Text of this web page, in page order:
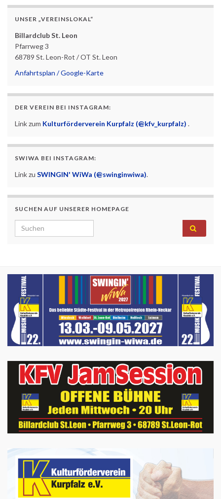
UNSER „VEREINSLOKAL“
Billardclub St. Leon
Pfarrweg 3
68789 St. Leon-Rot / OT St. Leon
Anfahrtsplan / Google-Karte
DER VEREIN BEI INSTAGRAM:
Link zum Kulturförderverein Kurpfalz (@kfv_kurpfalz) .
SWIWA BEI INSTAGRAM:
Link zu SWINGIN' WiWa (@swinginwiwa).
SUCHEN AUF UNSERER HOMEPAGE
Search for: